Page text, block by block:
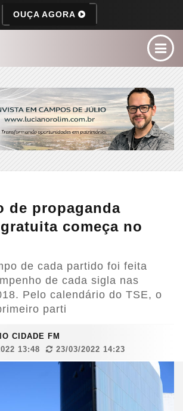
OUÇA AGORA
de propaganda
começa no
de cada partido foi feita
de cada sigla nas
Pelo calendário do TSE, o
parti
CIDADE FM
13:48
23/03/2022 14:23